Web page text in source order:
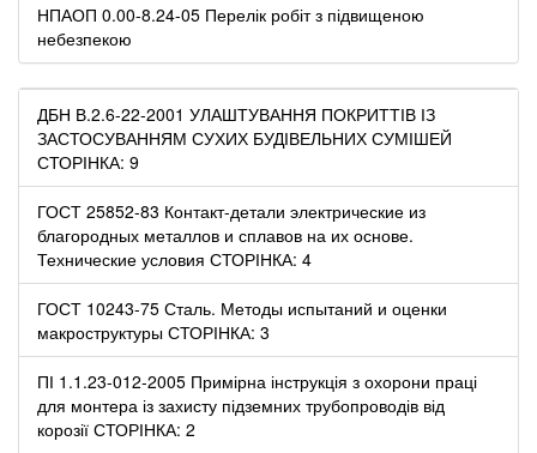
НПАОП 0.00-8.24-05 Перелік робіт з підвищеною
небезпекою
ДБН В.2.6-22-2001 УЛАШТУВАННЯ ПОКРИТТІВ ІЗ
ЗАСТОСУВАННЯМ СУХИХ БУДІВЕЛЬНИХ СУМІШЕЙ
СТОРІНКА: 9
ГОСТ 25852-83 Контакт-детали электрические из
благородных металлов и сплавов на их основе.
Технические условия СТОРІНКА: 4
ГОСТ 10243-75 Сталь. Методы испытаний и оценки
макроструктуры СТОРІНКА: 3
ПІ 1.1.23-012-2005 Примірна інструкція з охорони праці
для монтера із захисту підземних трубопроводів від
корозії СТОРІНКА: 2